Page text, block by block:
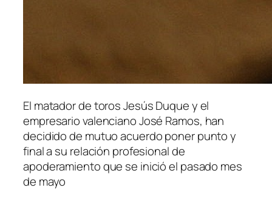
El matador de toros Jesús Duque y el
empresario valenciano José Ramos, han
decidido de mutuo acuerdo poner punto y
final a su relación profesional de
apoderamiento que se inició el pasado mes
de mayo